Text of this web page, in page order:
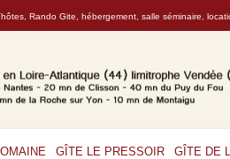
Rando Gite, hébergement, salle séminaire,
GÎTE LE PRESSOIR GÎTE DE